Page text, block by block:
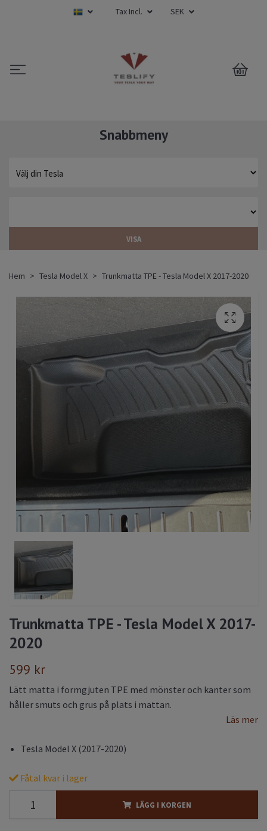
Tax Incl. SEK
0
Snabbmeny
VISA
Hem Tesla Model X Trunkmatta TPE - Tesla Model X 2017-2020
Trunkmatta TPE - Tesla Model X 2017-
2020
599 kr
Lätt matta i formgjuten TPE med mönster och kanter som
håller smuts och grus på plats i mattan.
Läs mer
Tesla Model X (2017-2020)
Fåtal kvar i lager
LÄGG I KORGEN